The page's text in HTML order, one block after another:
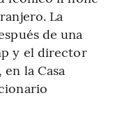
La
de una
y el director
la Casa